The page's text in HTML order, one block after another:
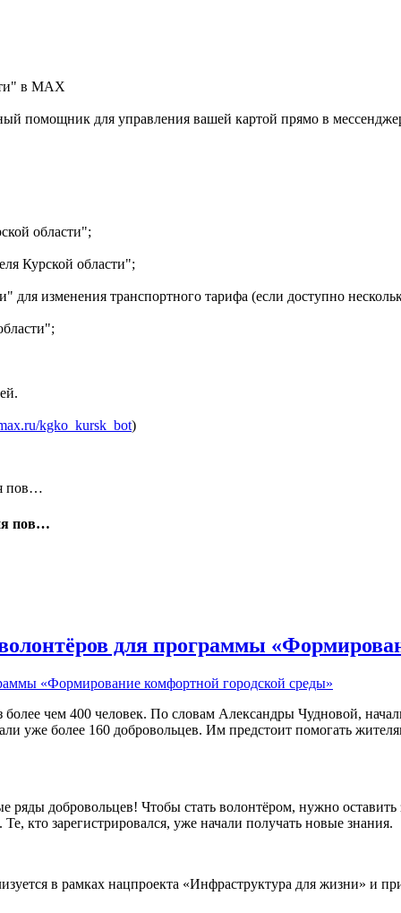
в МАХ
помощник для управления вашей картой прямо в
области";
Курской области";
изменения транспортного тарифа (если доступно
kgko_kursk_bot)
пов…
для программы
более чем 400 человек. По словам Александры Чудновой,
уже более 160 добровольцев. Им предстоит помогать
добровольцев! Чтобы стать волонтёром, нужно
кто зарегистрировался, уже начали получать новые знания.
в рамках нацпроекта «Инфраструктура для жизни» и